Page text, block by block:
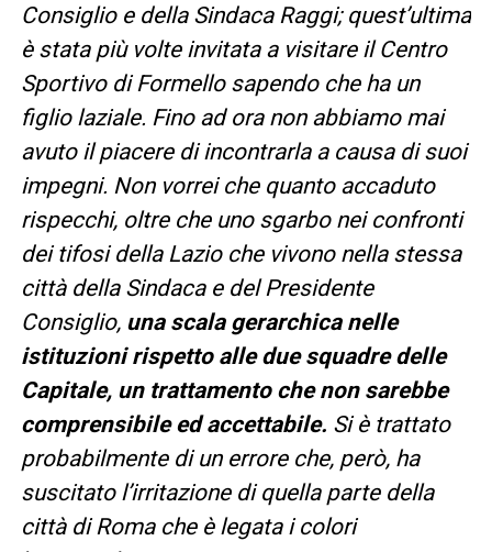
Consiglio e della Sindaca Raggi; quest’ultima
è stata più volte invitata a visitare il Centro
Sportivo di Formello sapendo che ha un
figlio laziale. Fino ad ora non abbiamo mai
avuto il piacere di incontrarla a causa di suoi
impegni. Non vorrei che quanto accaduto
rispecchi, oltre che uno sgarbo nei confronti
dei tifosi della Lazio che vivono nella stessa
città della Sindaca e del Presidente
Consiglio, una scala gerarchica nelle
istituzioni rispetto alle due squadre delle
Capitale, un trattamento che non sarebbe
comprensibile ed accettabile. Si è trattato
probabilmente di un errore che, però, ha
suscitato l’irritazione di quella parte della
città di Roma che è legata i colori